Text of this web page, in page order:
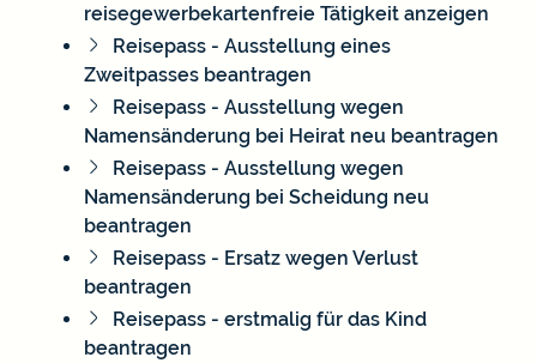
reisegewerbekartenfreie Tätigkeit anzeigen
Reisepass - Ausstellung eines
Zweitpasses beantragen
Reisepass - Ausstellung wegen
Namensänderung bei Heirat neu beantragen
Reisepass - Ausstellung wegen
Namensänderung bei Scheidung neu
beantragen
Reisepass - Ersatz wegen Verlust
beantragen
Reisepass - erstmalig für das Kind
beantragen